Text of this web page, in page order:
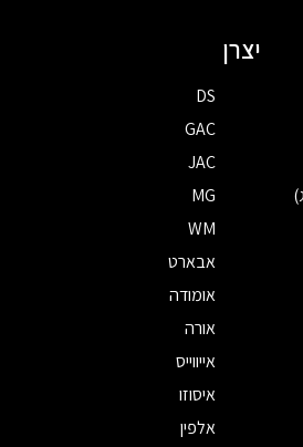
יצרן
DS
GAC
JAC
MG
WM
אבארט
אומודה
אורה
אייווייס
איסוזו
אלפין